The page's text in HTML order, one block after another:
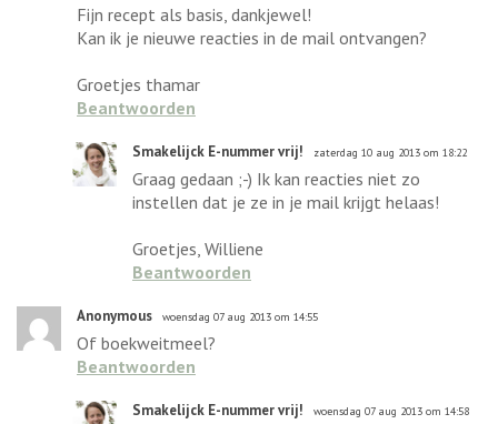
Fijn recept als basis, dankjewel!
Kan ik je nieuwe reacties in de mail ontvangen?
Groetjes thamar
Beantwoorden
Smakelijck E-nummer vrij! zaterdag 10 aug 2013 om 18:22
Graag gedaan ;-) Ik kan reacties niet zo
instellen dat je ze in je mail krijgt helaas!
Groetjes, Williene
Beantwoorden
Anonymous woensdag 07 aug 2013 om 14:55
Of boekweitmeel?
Beantwoorden
Smakelijck E-nummer vrij! woensdag 07 aug 2013 om 14:58